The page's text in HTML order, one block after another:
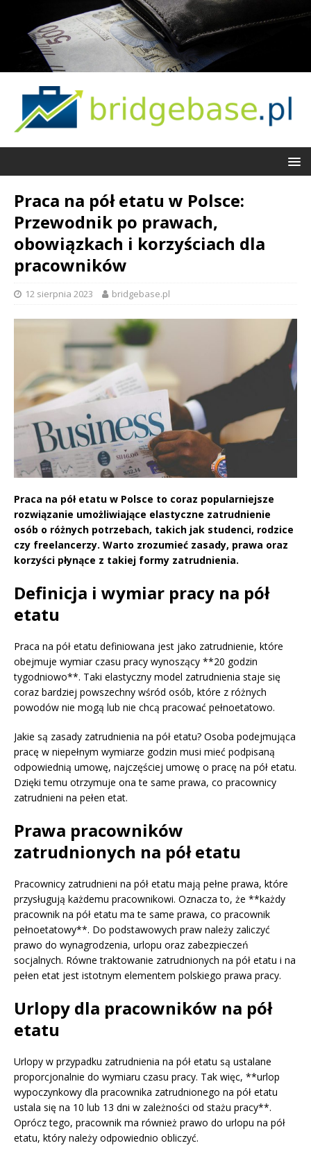
Praca na pół etatu w Polsce:
Przewodnik po prawach,
obowiązkach i korzyściach dla
pracowników
12 sierpnia 2023 bridgebase.pl
Praca na pół etatu w Polsce to coraz popularniejsze
rozwiązanie umożliwiające elastyczne zatrudnienie
osób o różnych potrzebach, takich jak studenci, rodzice
czy freelancerzy. Warto zrozumieć zasady, prawa oraz
korzyści płynące z takiej formy zatrudnienia.
Definicja i wymiar pracy na pół
etatu
Praca na pół etatu definiowana jest jako zatrudnienie, które
obejmuje wymiar czasu pracy wynoszący **20 godzin
tygodniowo**. Taki elastyczny model zatrudnienia staje się
coraz bardziej powszechny wśród osób, które z różnych
powodów nie mogą lub nie chcą pracować pełnoetatowo.
Jakie są zasady zatrudnienia na pół etatu? Osoba podejmująca
pracę w niepełnym wymiarze godzin musi mieć podpisaną
odpowiednią umowę, najczęściej umowę o pracę na pół etatu.
Dzięki temu otrzymuje ona te same prawa, co pracownicy
zatrudnieni na pełen etat.
Prawa pracowników
zatrudnionych na pół etatu
Pracownicy zatrudnieni na pół etatu mają pełne prawa, które
przysługują każdemu pracownikowi. Oznacza to, że **każdy
pracownik na pół etatu ma te same prawa, co pracownik
pełnoetatowy**. Do podstawowych praw należy zaliczyć
prawo do wynagrodzenia, urlopu oraz zabezpieczeń
socjalnych. Równe traktowanie zatrudnionych na pół etatu i na
pełen etat jest istotnym elementem polskiego prawa pracy.
Urlopy dla pracowników na pół
etatu
Urlopy w przypadku zatrudnienia na pół etatu są ustalane
proporcjonalnie do wymiaru czasu pracy. Tak więc, **urlop
wypoczynkowy dla pracownika zatrudnionego na pół etatu
ustala się na 10 lub 13 dni w zależności od stażu pracy**.
Oprócz tego, pracownik ma również prawo do urlopu na pół
etatu, który należy odpowiednio obliczyć.